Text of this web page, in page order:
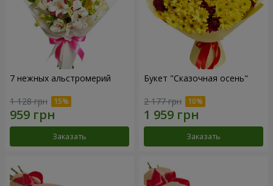
7 нежных альстромерий
1 128 грн
Заказать
Букет "Сказочная осень"
2 177 грн
Заказать